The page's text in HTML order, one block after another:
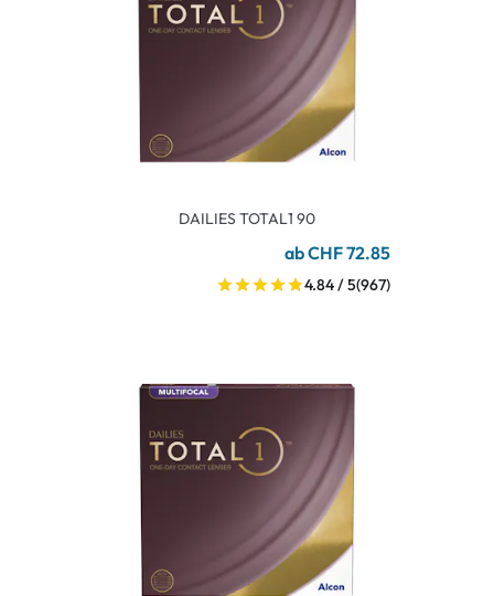
DAILIES TOTAL1 90
ab CHF 72.85
4.84 / 5(967)